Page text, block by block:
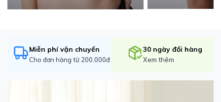
Miễn phí vận chuyển
Cho đơn hàng từ 200.000đ
30 ngày đổi hàng
Xem thêm